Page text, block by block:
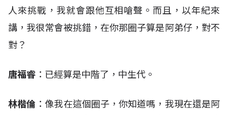
人來挑戰，我就會跟他互相嗆聲。而且，以年紀來
講，我很常會被挑錯，在你那圈子算是阿弟仔，對不
對？
唐福睿 ：已經算是中階了，中生代。
林楷倫 ：像我在這個圈子，你知道嗎，我現在還是阿